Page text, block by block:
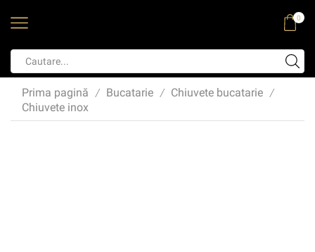
0
Prima pagină / Bucatarie / Chiuvete bucatarie /
Chiuvete inox